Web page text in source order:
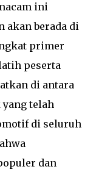
ini
akan berada di
primer
peserta
di antara
telah
di seluruh
dan